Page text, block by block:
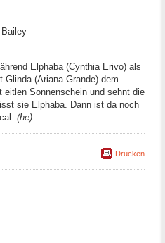
Elphaba (Cynthia Erivo) als
(Ariana Grande) dem
eitlen Sonnenschein und sehnt die
sie Elphaba. Dann ist da noch
(he)
Drucken